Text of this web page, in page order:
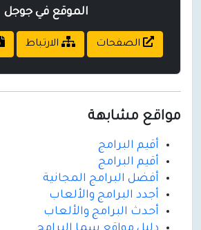
الموقع في جوجل
الصفحات الارتباط
مواقع مشابهة
أقيم البرامج
أقيم البرامج
أفضل البرامج المجانية
أجدد البرامج والألعاب
أحدث البرامج والألعاب